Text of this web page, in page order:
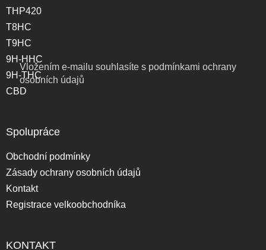
Vložením e-mailu souhlasíte s podmínkami ochrany
osobních údajů
THP420
T8HC
T9HC
9H-HHC
9H-THC
CBD
Spolupráce
Obchodní podmínky
Zásady ochrany osobních údajů
Kontakt
Registrace velkoobchodníka
KONTAKT